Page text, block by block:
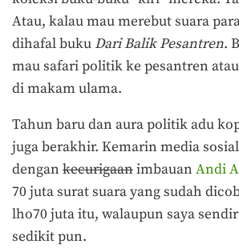
Atau, kalau mau merebut suara
dihafal buku Dari Balik Pesantren.
mau safari politik ke pesantren
di makam ulama.
Tahun baru dan aura politik adu
juga berakhir. Kemarin media
dengan kecurigaanimbauan Andi
70 juta surat suara yang sudah
lho70 juta itu, walaupun saya
sedikit pun.